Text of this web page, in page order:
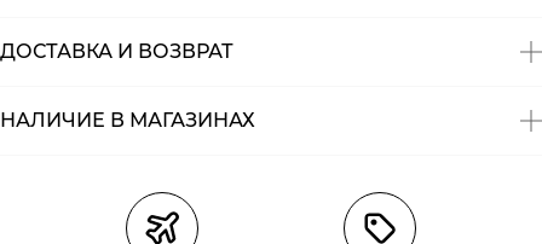
ДОСТАВКА И ВОЗВРАТ
Курьерская доставка СДЭК
НАЛИЧИЕ В МАГАЗИНАХ